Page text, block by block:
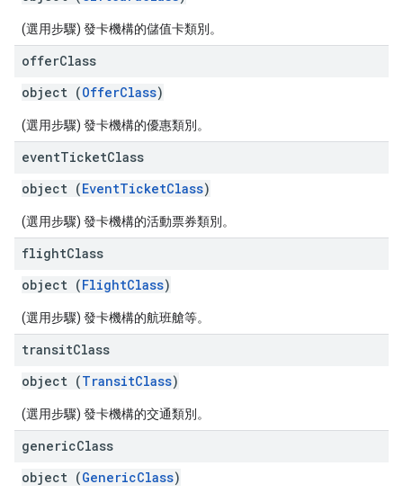
(選用步驟) 發卡機構的儲值卡類別。
offerClass
object (OfferClass)
(選用步驟) 發卡機構的優惠類別。
eventTicketClass
object (EventTicketClass)
(選用步驟) 發卡機構的活動票券類別。
flightClass
object (FlightClass)
(選用步驟) 發卡機構的航班艙等。
transitClass
object (TransitClass)
(選用步驟) 發卡機構的交通類別。
genericClass
object (GenericClass)